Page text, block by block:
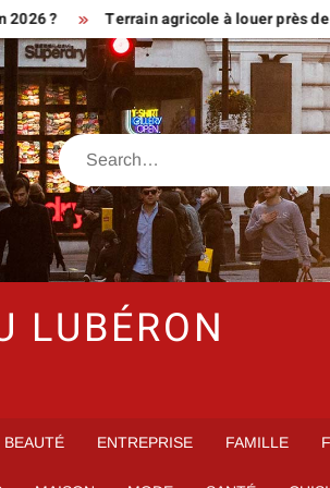
Terrain agricole à louer près de chez
Search
LUBÉRON
BEAUTÉ ENTREPRISE FAMILLE